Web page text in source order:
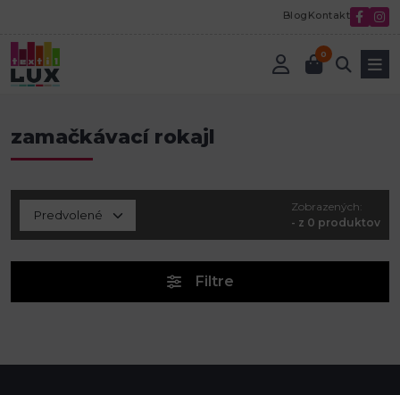
Blog Kontakt
0
Úvod zamačkávací rokajl
zamačkávací rokajl
Zobrazených:
- z 0 produktov
Filtre